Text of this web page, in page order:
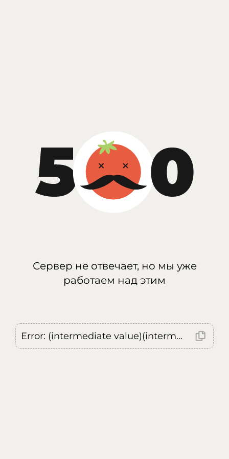
Сервер не отвечает, но мы уже
работаем над этим
Error: (intermediate value)(intermediate value)(intermediate value).replaceAll is not a function